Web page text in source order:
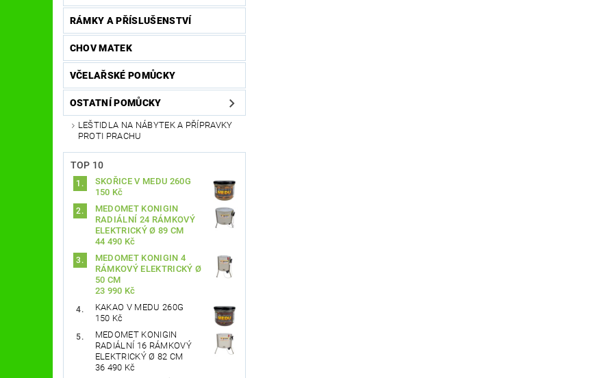
RÁMKY A PŘÍSLUŠENSTVÍ
CHOV MATEK
VČELAŘSKÉ POMŮCKY
OSTATNÍ POMŮCKY
LEŠTIDLA NA NÁBYTEK A PŘÍPRAVKY
PROTI PRACHU
TOP 10
SKOŘICE V MEDU 260G
150 Kč
MEDOMET KONIGIN
RADIÁLNÍ 24 RÁMKOVÝ
ELEKTRICKÝ Ø 89 CM
44 490 Kč
MEDOMET KONIGIN 4
RÁMKOVÝ ELEKTRICKÝ Ø
50 CM
23 990 Kč
KAKAO V MEDU 260G
150 Kč
MEDOMET KONIGIN
RADIÁLNÍ 16 RÁMKOVÝ
ELEKTRICKÝ Ø 82 CM
36 490 Kč